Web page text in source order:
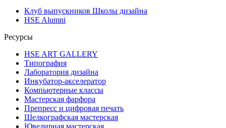
Клуб выпускников Школы дизайна
HSE Alumni
Ресурсы
HSE ART GALLERY
Типография
Лаборатория дизайна
Инкубатор-акселератор
Компьютерные классы
Мастерская фарфора
Препресс и цифровая печать
Шелкографская мастерская
Ювелирная мастерская